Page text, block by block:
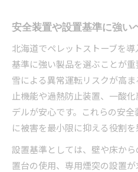
安全装置や設置基準に強い
北海道でペレットストーブを
基準に強い製品を選ぶことが
雪による異常運転リスクが高
止機能や過熱防止装置、一酸
デルが安心です。これらの安
に被害を最小限に抑える役割を
設置基準としては、壁や床か
置台の使用、専用煙突の設置